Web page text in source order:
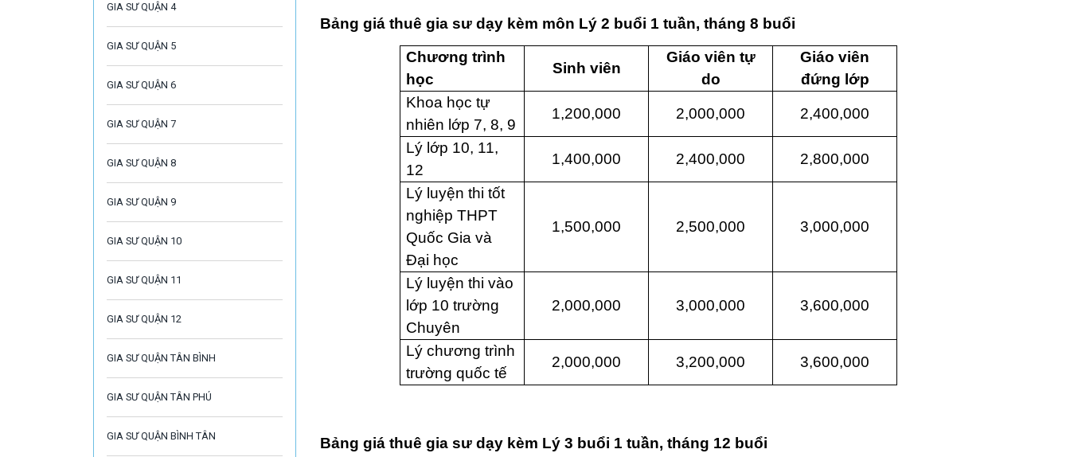
GIA SƯ QUẬN 4
GIA SƯ QUẬN 5
GIA SƯ QUẬN 6
GIA SƯ QUẬN 7
GIA SƯ QUẬN 8
GIA SƯ QUẬN 9
GIA SƯ QUẬN 10
GIA SƯ QUẬN 11
GIA SƯ QUẬN 12
GIA SƯ QUẬN TÂN BÌNH
GIA SƯ QUẬN TÂN PHÚ
GIA SƯ QUẬN BÌNH TÂN
Bảng giá thuê gia sư dạy kèm môn Lý 2 buổi 1 tuần, tháng 8 buổi
Chương trình
học
Sinh viên
Giáo viên tự
do
Giáo viên
đứng lớp
Khoa học tự
nhiên lớp 7, 8, 9
1,200,000 2,000,000 2,400,000
Lý lớp 10, 11,
12
1,400,000 2,400,000 2,800,000
Lý luyện thi tốt
nghiệp THPT
Quốc Gia và
Đại học
1,500,000 2,500,000 3,000,000
Lý luyện thi vào
lớp 10 trường
Chuyên
2,000,000 3,000,000 3,600,000
Lý chương trình
trường quốc tế
2,000,000 3,200,000 3,600,000
Bảng giá thuê gia sư dạy kèm Lý 3 buổi 1 tuần, tháng 12 buổi